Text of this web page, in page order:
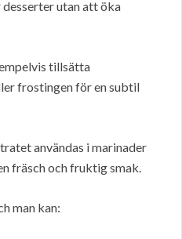
utan att öka
tillsätta
frostingen för en subtil
användas i marinader
fräsch och fruktig smak.
man kan: